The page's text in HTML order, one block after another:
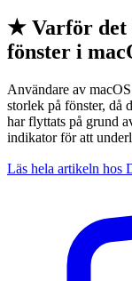
★ Varför det
fönster i
Användare av
storlek på fönster, då
har flyttats på grund
indikator för att
Läs hela artikeln hos